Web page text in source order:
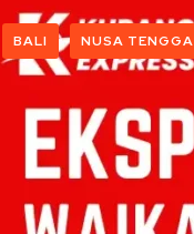
BALI NUSA